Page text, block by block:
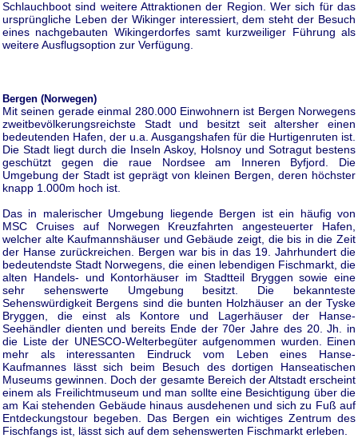
Schlauchboot sind weitere Attraktionen der Region. Wer sich für das
ursprüngliche Leben der Wikinger interessiert, dem steht der Besuch
eines nachgebauten Wikingerdorfes samt kurzweiliger Führung als
weitere Ausflugsoption zur Verfügung.
Bergen (Norwegen)
Mit seinen gerade einmal 280.000 Einwohnern ist Bergen Norwegens
zweitbevölkerungsreichste Stadt und besitzt seit altersher einen
bedeutenden Hafen, der u.a. Ausgangshafen für die Hurtigenruten ist.
Die Stadt liegt durch die Inseln Askoy, Holsnoy und Sotragut bestens
geschützt gegen die raue Nordsee am Inneren Byfjord. Die
Umgebung der Stadt ist geprägt von kleinen Bergen, deren höchster
knapp 1.000m hoch ist.
Das in malerischer Umgebung liegende Bergen ist ein häufig von
MSC Cruises auf Norwegen Kreuzfahrten angesteuerter Hafen,
welcher alte Kaufmannshäuser und Gebäude zeigt, die bis in die Zeit
der Hanse zurückreichen. Bergen war bis in das 19. Jahrhundert die
bedeutendste Stadt Norwegens, die einen lebendigen Fischmarkt, die
alten Handels- und Kontorhäuser im Stadtteil Bryggen sowie eine
sehr sehenswerte Umgebung besitzt. Die bekannteste
Sehenswürdigkeit Bergens sind die bunten Holzhäuser an der Tyske
Bryggen, die einst als Kontore und Lagerhäuser der Hanse-
Seehändler dienten und bereits Ende der 70er Jahre des 20. Jh. in
die Liste der UNESCO-Welterbegüter aufgenommen wurden. Einen
mehr als interessanten Eindruck vom Leben eines Hanse-
Kaufmannes lässt sich beim Besuch des dortigen Hanseatischen
Museums gewinnen. Doch der gesamte Bereich der Altstadt erscheint
einem als Freilichtmuseum und man sollte eine Besichtigung über die
am Kai stehenden Gebäude hinaus ausdehenen und sich zu Fuß auf
Entdeckungstour begeben. Das Bergen ein wichtiges Zentrum des
Fischfangs ist, lässt sich auf dem sehenswerten Fischmarkt erleben.